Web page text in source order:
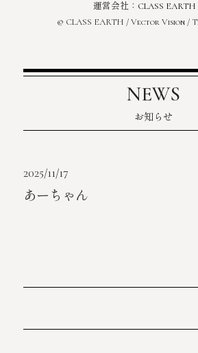
運営会社： CLASS EARTH
© CLASS EARTH / Vector Vision /
NEWS
お知らせ
2025/11/17
あーちゃん